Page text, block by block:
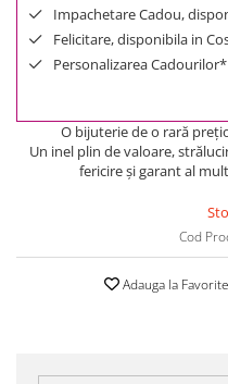
Impachetare Cadou,
Felicitare, disponibila in
Personalizarea
O bijuterie de o rară
Un inel plin de valoare,
fericire şi garant al
Cod
Adauga la Favorite